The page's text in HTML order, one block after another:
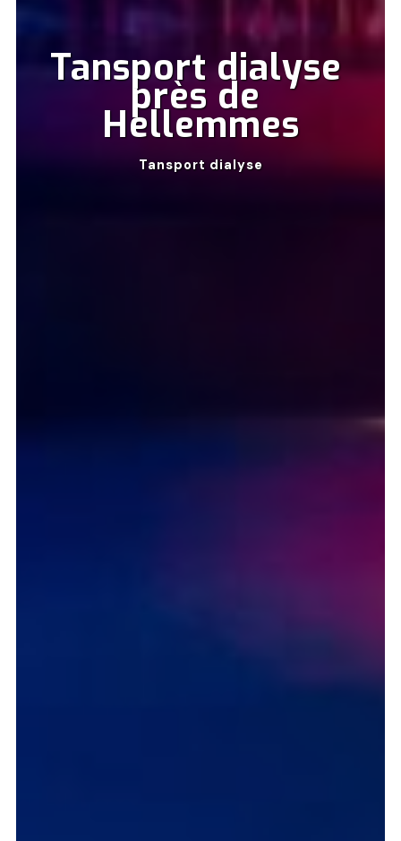
Tansport dialyse
près de
Hellemmes
Tansport dialyse